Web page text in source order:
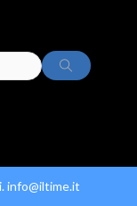
info@iltime.it